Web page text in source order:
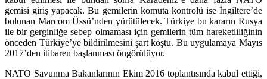
gemisi giriş yapacak. Bu gemilerin komuta kontrolü ise İngiltere’de
bulunan Marcom Üssü’nden yürütülecek. Türkiye bu kararın Rusya
ile bir gerginliğe sebep olmaması için gemilerin tüm hareketliliğinin
önceden Türkiye’ye bildirilmesini şart koştu. Bu uygulamaya Mayıs
2017’den itibaren başlanması öngörülüyor.
NATO Savunma Bakanlarının Ekim 2016 toplantısında kabul ettiği,